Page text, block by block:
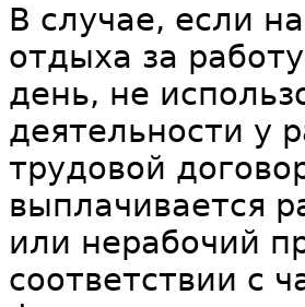
В случае, если
отдыха за
день, не
деятельности у
трудовой
выплачивается
или нерабочий
соответствии с